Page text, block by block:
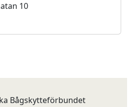
10
Bågskytteförbundet